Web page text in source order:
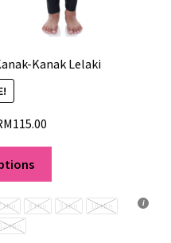
Kanak Lelaki
115.00
7 thn 8 thn 9 thn
10 thn
12 thn